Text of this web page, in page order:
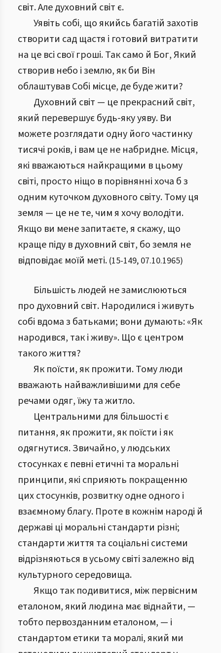
світ. Але духовний світ є.
Уявіть собі, що якийсь багатій захотів
створити сад щастя і готовий витратити
на це всі свої гроші. Так само й Бог, Який
створив небо і землю, як би Він
облаштував Собі місце, де буде жити?
Духовний світ — це прекрасний світ,
який перевершує будь-яку уяву. Ви
можете розглядати одну його частинку
тисячі років, і вам це не набридне. Місця,
які вважаються найкращими в цьому
світі, просто ніщо в порівнянні хоча б з
одним куточком духовного світу. Тому ця
земля — це не те, чим я хочу володіти.
Якщо ви мене запитаєте, я скажу, що
краще піду в духовний світ, бо земля не
відповідає моїй меті. (15-149, 07.10.1965)
Більшість людей не замислюються
про духовний світ. Народилися і живуть
собі вдома з батьками; вони думають: «Як
народився, так і живу». Що є центром
такого життя?
Як поїсти, як прожити. Тому люди
вважають найважливішими для себе
речами одяг, їжу та житло.
Центральними для більшості є
питання, як прожити, як поїсти і як
одягнутися. Звичайно, у людських
стосунках є певні етичні та моральні
принципи, які сприяють покращенню
цих стосунків, розвитку одне одного і
взаємному благу. Проте в кожнім народі й
державі ці моральні стандарти різні;
стандарти життя та соціальні системи
відрізняються в усьому світі залежно від
культурного середовища.
Якщо так подивитися, між первісним
еталоном, який людина має віднайти, —
тобто первозданним еталоном, — і
стандартом етики та моралі, який ми